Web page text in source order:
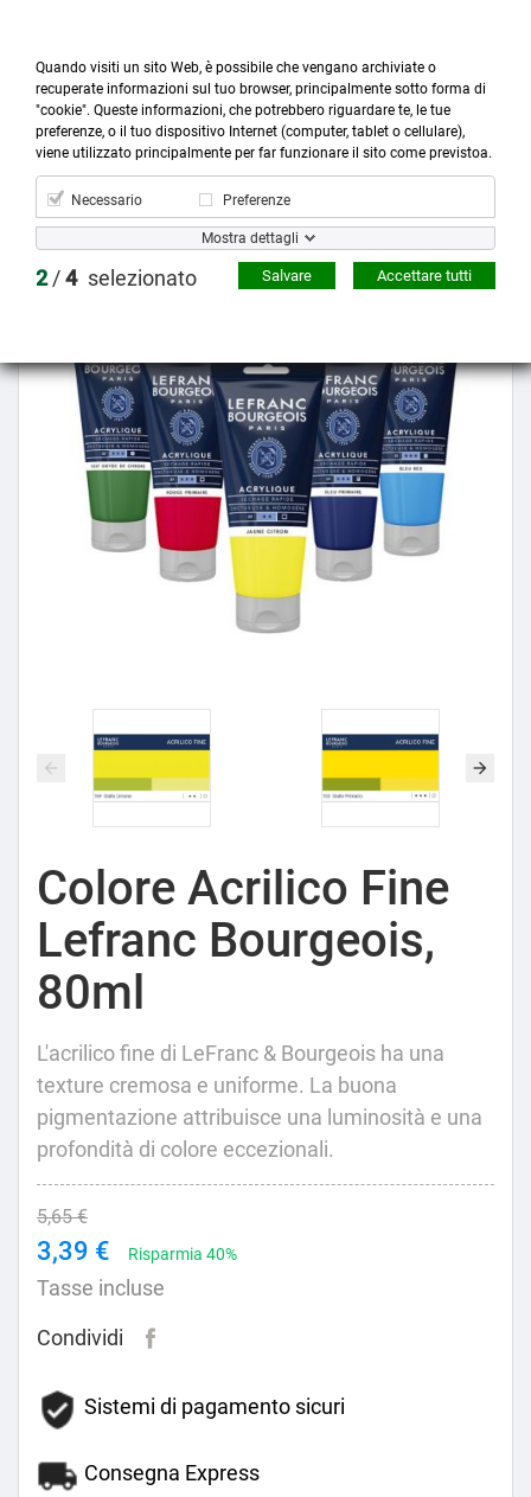

Prodotti

Account

Cerca
more_horiz
Menù
shopping_cart
Prezzo scontato
Colore Acrilico Fine
Lefranc Bourgeois,
80ml
L'acrilico fine di LeFranc & Bourgeois ha una
texture cremosa e uniforme. La buona
pigmentazione attribuisce una luminosità e una
profondità di colore eccezionali.
5,65 €
3,39 € Risparmia 40%
Tasse incluse
Condividi
Sistemi di pagamento sicuri
Consegna Express
Quando visiti un sito Web, è possibile che vengano archiviate o
recuperate informazioni sul tuo browser, principalmente sotto forma di
"cookie". Queste informazioni, che potrebbero riguardare te, le tue
preferenze, o il tuo dispositivo Internet (computer, tablet o cellulare),
viene utilizzato principalmente per far funzionare il sito come previstoa.
Necessario Preferenze
Mostra dettagli
2/4 selezionato Accettare tutti
Salvare